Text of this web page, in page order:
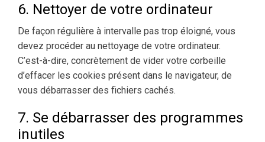
6. Nettoyer de votre ordinateur
De façon régulière à intervalle pas trop éloigné, vous
devez procéder au nettoyage de votre ordinateur.
C’est-à-dire, concrètement de vider votre corbeille
d’effacer les cookies présent dans le navigateur, de
vous débarrasser des fichiers cachés.
7. Se débarrasser des programmes
inutiles